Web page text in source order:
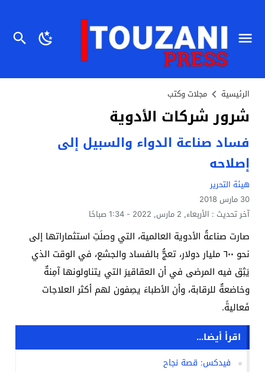
الرئيسية مجلات وكتب
شرور شركات الأدوية
فساد صناعة الدواء والسبيل إلى
إصلاحه
هيئة التحرير
30 مارس 2018
آخر تحديث : الأربعاء, 2 مارس, 2022 - 1:34 صباحًا
صارت صناعةُ الأدوية العالمية، التي وصلَتِ استثماراتها إلى
نحو ٦٠٠ مليار دولار، تعجُّ بالفساد والجشع، في الوقت الذي
يَثِق فيه المرضى في أن العقاقيرَ التي يتناولونها آمِنةٌ
وخاضعةٌ للرقابة، وأن الأطباءَ يصِفون لهم أكثر العلاجات
فَعاليةً.
اقرأ أيضا...
فيدكس: قصة نجاح